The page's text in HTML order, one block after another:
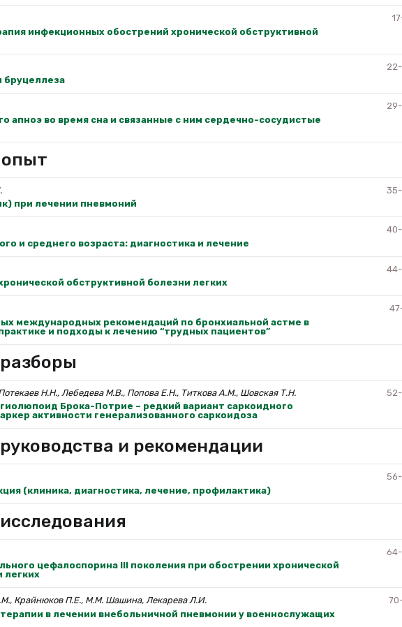
инфекционных обострений хронической обструктивной
бруцеллеза
апноэ во время сна и связанные с ним сердечно-сосудистые
при лечении пневмоний
и среднего возраста: диагностика и лечение
обструктивной болезни легких
международных рекомендаций по бронхиальной астме в
и подходы к лечению “трудных пациентов”
Н.Н., Лебедева М.В., Попова Е.Н., Титкова А.М., Шовская Т.Н.
Брока-Пoтрие – редкий вариант саркоидного
активности генерализованного саркоидоза
и рекомендации
(клиника, диагностика, лечение, профилактика)
цефалоспорина III поколения при обострении хронической
легких
Крайнюков П.Е., М.М. Шашина, Лекарева Л.И.
в лечении внебольничной пневмонии у военнослужащих